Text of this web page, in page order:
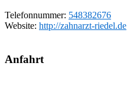
Telefonnummer: 548382676
Website: http://zahnarzt-riedel.de
Anfahrt